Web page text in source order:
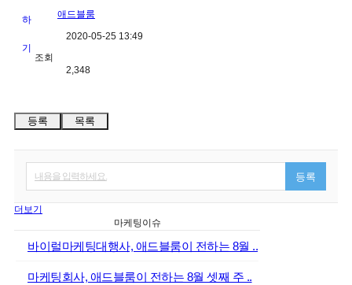
애드블룸
2020-05-25 13:49
조회
2,348
등록 목록
내용을 입력하세요. 등록
더보기
마케팅이슈
바이럴마케팅대행사, 애드블룸이 전하는 8월 ..
마케팅회사, 애드블룸이 전하는 8월 셋째 주 ..